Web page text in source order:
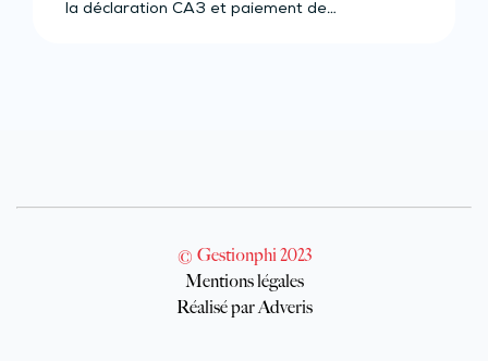
la déclaration CA3 et paiement de…
© Gestionphi 2023
Mentions légales
Réalisé par Adveris